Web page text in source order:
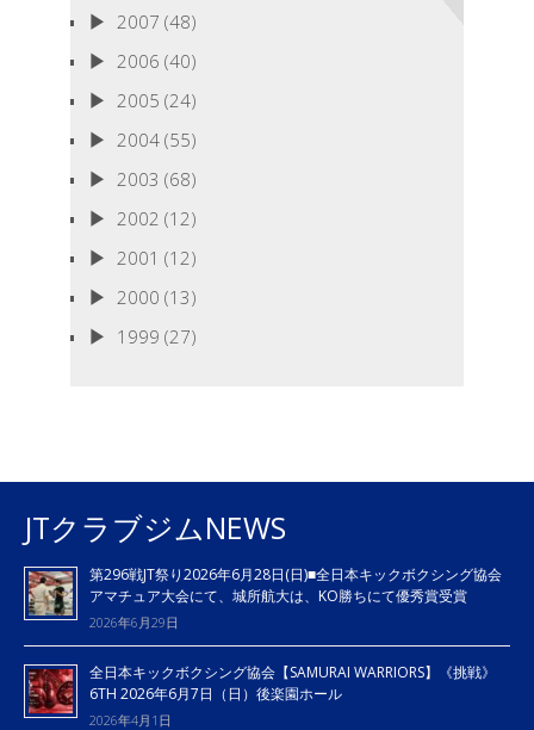
2007 (48)
2006 (40)
2005 (24)
2004 (55)
2003 (68)
2002 (12)
2001 (12)
2000 (13)
1999 (27)
JTクラブジムNEWS
第296戦JT祭り2026年6月28日(日)■全日本キックボクシング協会
アマチュア大会にて、城所航大は、KO勝ちにて優秀賞受賞
2026年6月29日
全日本キックボクシング協会【SAMURAI WARRIORS】《挑戦》
6TH 2026年6月7日（日）後楽園ホール
2026年4月1日